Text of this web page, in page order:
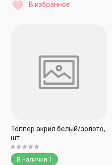
В избранное
Топпер акрил белый/золото,
шт
В наличии 1